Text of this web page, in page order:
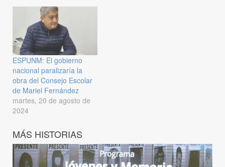
ESPUNM: El gobierno
nacional paralizaría la
obra del Consejo Escolar
de Mariel Fernández
martes, 20 de agosto de
2024
MÁS HISTORIAS